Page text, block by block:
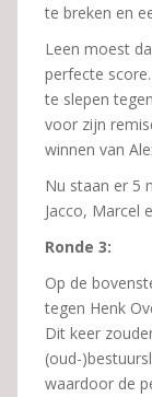
te breken en
Leen moest
perfecte
te slepen
voor zijn
winnen van
Nu staan er 5
Jacco, Marcel
Ronde 3:
Op de
tegen Henk
Dit keer
(oud-
waardoor de